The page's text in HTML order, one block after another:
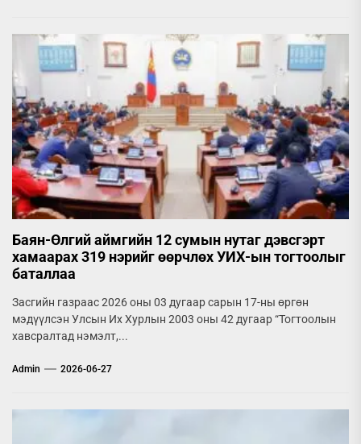
Баян-Өлгий аймгийн 12 сумын нутаг дэвсгэрт
хамаарах 319 нэрийг өөрчлөх УИХ-ын тогтоолыг
баталлаа
Засгийн газраас 2026 оны 03 дугаар сарын 17-ны өргөн
мэдүүлсэн Улсын Их Хурлын 2003 оны 42 дугаар “Тогтоолын
хавсралтад нэмэлт,...
Admin 2026-06-27